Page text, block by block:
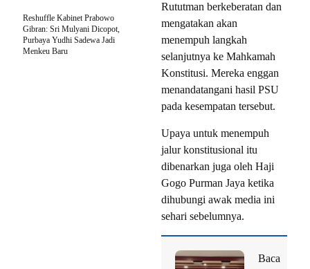
Rututman berkeberatan dan
mengatakan akan
menempuh langkah
selanjutnya ke Mahkamah
Konstitusi. Mereka enggan
menandatangani hasil PSU
pada kesempatan tersebut.
Upaya untuk menempuh
jalur konstitusional itu
dibenarkan juga oleh Haji
Gogo Purman Jaya ketika
dihubungi awak media ini
sehari sebelumnya.
Baca
Reshuffle Kabinet Prabowo
Gibran: Sri Mulyani Dicopot,
Purbaya Yudhi Sadewa Jadi
Menkeu Baru